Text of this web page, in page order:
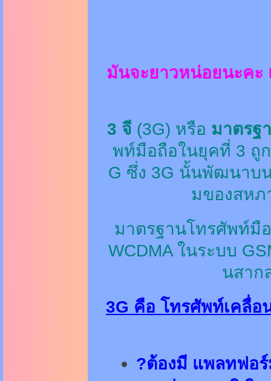
มันจะยาวหน่อยนะคะ
3 จี (3G) หรือ มาตรฐ
พท์มือถือในยุคที่ 3 ถู
G ซึ่ง 3G นั้นพัฒนาบ
มของสหภ
มาตรฐานโทรศัพท์มื
WCDMAในระบบ
นสาก
3G คือ โทรศัพท์เคลื่
?ต้องมี แพลทฟอ